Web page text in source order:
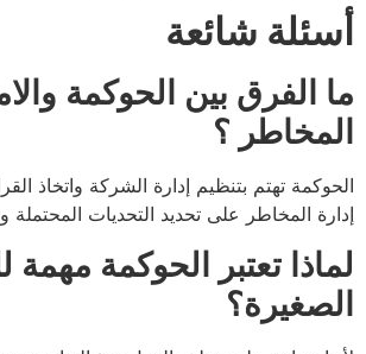
أسئلة شائعة
ما الفرق بين الحوكمة
المخاطر ؟
الحوكمة تهتم بتنظيم إدارة الشركة واتخاذ
إدارة المخاطر على تحديد التحديات المحتملة
لماذا تعتبر الحوكمة
الصغيرة؟